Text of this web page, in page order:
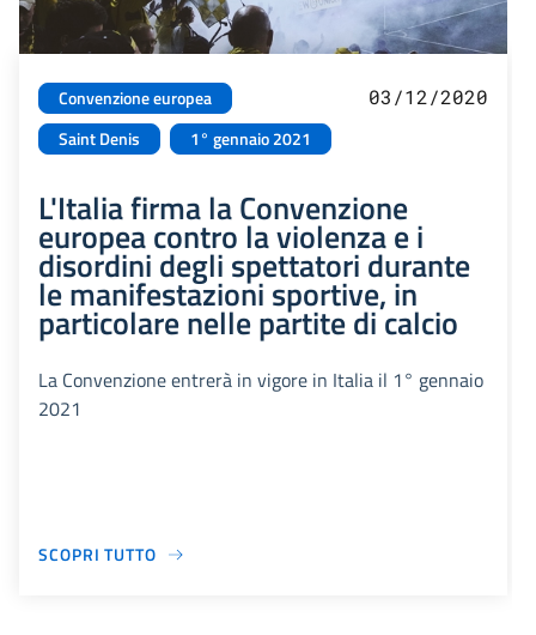
Convenzione europea
Saint Denis
1° gennaio 2021
03/12/2020
L'Italia firma la Convenzione
europea contro la violenza e i
disordini degli spettatori durante
le manifestazioni sportive, in
particolare nelle partite di calcio
La Convenzione entrerà in vigore in Italia il 1° gennaio
2021
SCOPRI TUTTO